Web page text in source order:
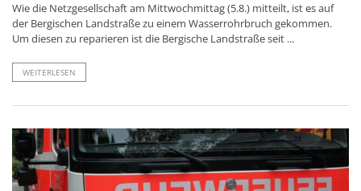
Wie die Netzgesellschaft am Mittwochmittag (5.8.) mitteilt, ist es auf
der Bergischen Landstraße zu einem Wasserrohrbruch gekommen.
Um diesen zu reparieren ist die Bergische Landstraße seit ...
WEITERLESEN